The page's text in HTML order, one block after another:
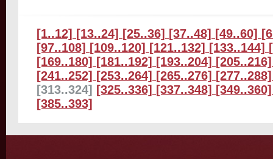
[1..12] [13..24] [25..36] [37..48] [49..60]
[97..108] [109..120] [121..132] [133..144]
[169..180] [181..192] [193..204]
[241..252] [253..264] [265..276]
[313..324] [325..336] [337..348]
[385..393]